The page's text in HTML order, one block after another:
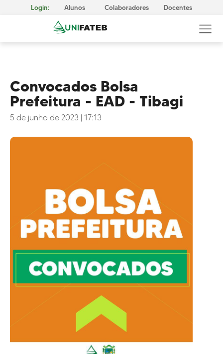
Login: Alunos Colaboradores Docentes
GOVERNANÇA CORPORATIVA
Reitoria
Comissão Própria de Avaliação (CPA)
METODOLOGIA E APRENDIZAGEM
Cursos Presenciais
Cursos EAD
EQUIPE PEDAGÓGICA
INFRAESTRUTURA
Conheça nosso Campus
Biblioteca
Centro Laboratorial Professor Ivo Neitzel
Convocados Bolsa
Prefeitura - EAD - Tibagi
5 de junho de 2023 17:13